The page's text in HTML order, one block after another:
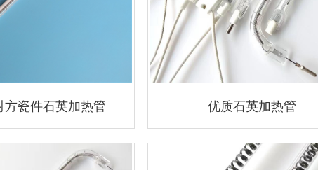
方瓷件石英加热管 优质石英加热管